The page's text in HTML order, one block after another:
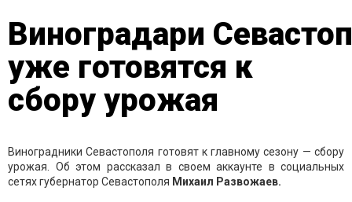
Виноградари
уже готовятся к
сбору урожая
Виноградники Севастополя готовят к главному сезону — сбору
урожая. Об этом рассказал в своем аккаунте в социальных
сетях губернатор Севастополя Михаил Развожаев.